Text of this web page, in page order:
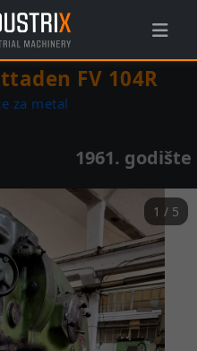
FV 104R
za metal
1961. godište
1 / 5